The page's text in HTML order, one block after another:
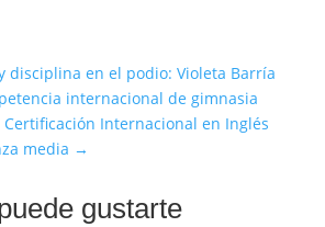
disciplina en el podio: Violeta Barría
internacional de gimnasia
Internacional en Inglés
media →
gustarte